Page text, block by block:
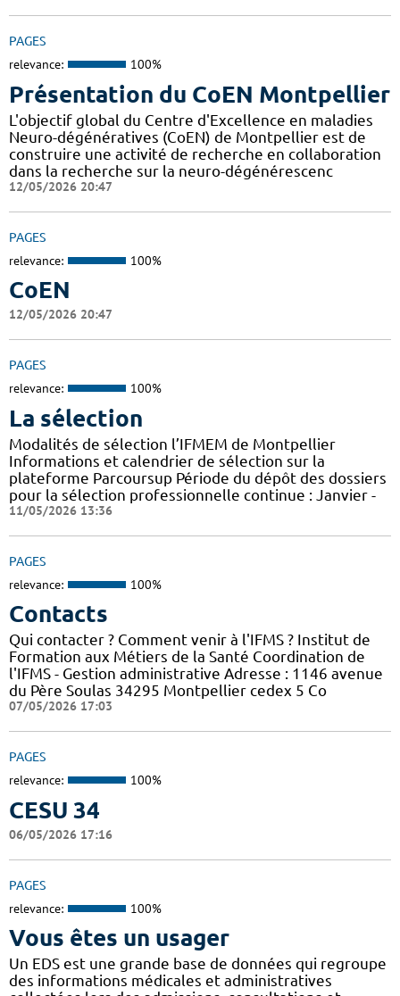
PAGES
relevance: 100%
Présentation du CoEN Montpellier
L'objectif global du Centre d'Excellence en maladies
Neuro-dégénératives (CoEN) de Montpellier est de
construire une activité de recherche en collaboration
dans la recherche sur la neuro-dégénérescenc
12/05/2026 20:47
PAGES
relevance: 100%
CoEN
12/05/2026 20:47
PAGES
relevance: 100%
La sélection
Modalités de sélection l’IFMEM de Montpellier
Informations et calendrier de sélection sur la
plateforme Parcoursup Période du dépôt des dossiers
pour la sélection professionnelle continue : Janvier -
11/05/2026 13:36
PAGES
relevance: 100%
Contacts
Qui contacter ? Comment venir à l'IFMS ? Institut de
Formation aux Métiers de la Santé Coordination de
l'IFMS - Gestion administrative Adresse : 1146 avenue
du Père Soulas 34295 Montpellier cedex 5 Co
07/05/2026 17:03
PAGES
relevance: 100%
CESU 34
06/05/2026 17:16
PAGES
relevance: 100%
Vous êtes un usager
Un EDS est une grande base de données qui regroupe
des informations médicales et administratives